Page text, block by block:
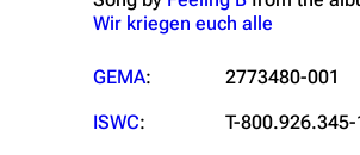
Wir kriegen euch alle
GEMA:
2773480-001
ISWC:
T-800.926.345-